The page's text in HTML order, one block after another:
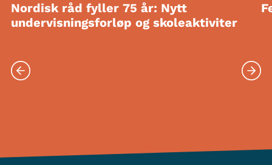
Nordisk råd fyller 75 år: Nytt
undervisningsforløp og skoleaktiviter